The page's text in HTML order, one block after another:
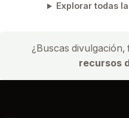
Explorar todas
¿Buscas divulgación,
recursos